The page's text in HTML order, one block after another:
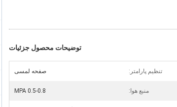
توضیحات محصول جزئیات
تنظیم پارامتر: صفحه لمسی
منبع هوا: 0.5-0.8 MPA